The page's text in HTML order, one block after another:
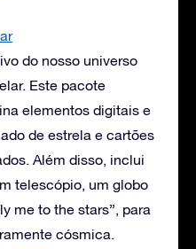
do nosso universo
Este pacote
elementos digitais e
de estrela e cartões
Além disso, inclui
telescópio, um globo
me to the stars”, para
cósmica.